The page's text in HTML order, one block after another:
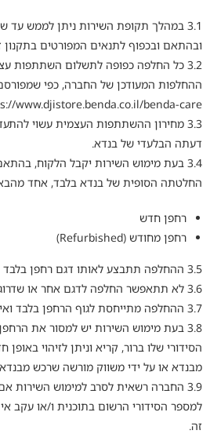
3.1 במהלך תקופת השירות ניתן לממש עד
ובהתאם ובכפוף לתנאים המפורטים בתקנון
3.2 כל החלפה כפופה לתשלום השתתפות
ההחלפות המעודכן של החברה, כפי
www.djistore.benda.co.il/benda-care
3.3 מחירון ההשתתפות העצמית עשוי
דעתה הבלעדי של בנדא.
3.4 בעת מימוש השירות יקבל הלקוח,
החלטתה הסופית של בנדא בלבד, אחד
רחפן חדש
רחפן מחודש (Refurbished)
3.5 ההחלפה תתבצע לאותו דגם רחפן בלבד שנרשם לתוכנית.
3.6 לא תתאפשר החלפה לדגם אחר או שדרוג במסגרת השירות.
3.7 ההחלפה מתייחסת לגוף הרחפן בלבד ואינה כוללת אביזרים נלווים.
3.8 בעת מימוש השירות יש למסור את
הסידורי שלו ברור, קריא וניתן לזיהוי
מבנדא או על ידי משווק מורשה שרכש
3.9 החברה רשאית לסרב למימוש השירות
למספר הסידורי הרשום בתוכנית ו/או עקב
זה.